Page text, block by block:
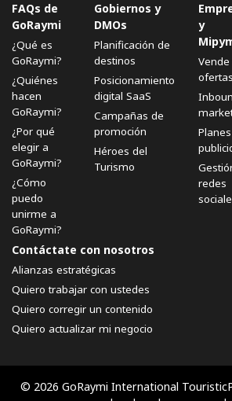
FAQs de
GoRaymi
¿Qué es
GoRaymi?
¿Quiénes
hacen
GoRaymi?
¿Por qué
elegir a
GoRaymi?
¿Cómo
puedo
unirme a
GoRaymi?
Gobiernos y
DMOs
Planificación de
destinos
Posicionamiento
digital SaaS
Campañas de
promoción
Héroes del
Turismo
y
Vende
ofertas
redes
Contáctate con nosotros
Alianzas estratégicas
Quiero trabajar con ustedes
Quiero corregir un contenido
Quiero actualizar mi negocio
© 2026 GoRaymi International